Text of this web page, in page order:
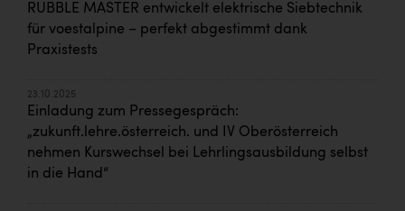
RUBBLE MASTER entwickelt elektrische Siebtechnik
für voestalpine – perfekt abgestimmt dank
Praxistests
23.10.2025
Einladung zum Pressegespräch:
„zukunft.lehre.österreich. und IV Oberösterreich
nehmen Kurswechsel bei Lehrlingsausbildung selbst
in die Hand“